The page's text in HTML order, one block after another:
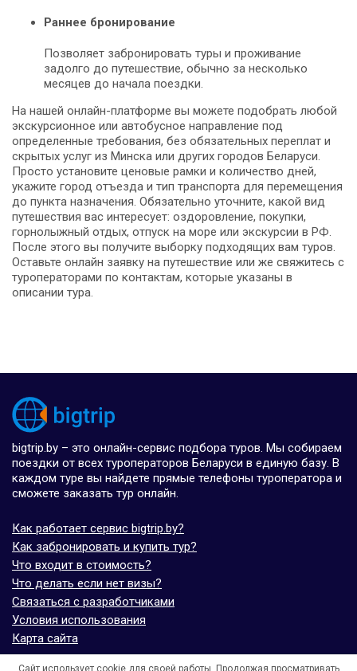
Раннее бронирование
Позволяет забронировать туры и проживание
задолго до путешествие, обычно за несколько
месяцев до начала поездки.
На нашей онлайн-платформе вы можете подобрать любой
экскурсионное или автобусное направление под
определенные требования, без обязательных переплат и
скрытых услуг из Минска или других городов Беларуси.
Просто установите ценовые рамки и количество дней,
укажите город отъезда и тип транспорта для перемещения
до пункта назначения. Обязательно уточните, какой вид
путешествия вас интересует: оздоровление, покупки,
горнолыжный отдых, отпуск на море или экскурсии в РФ.
После этого вы получите выборку подходящих вам туров.
Оставьте онлайн заявку на путешествие или же свяжитесь с
туроператорами по контактам, которые указаны в
описании тура.
bigtrip.by – это онлайн-сервис подбора туров. Мы собираем
поездки от всех туроператоров Беларуси в единую базу. В
каждом туре вы найдете прямые телефоны туроператора и
сможете заказать тур онлайн.
Как работает сервис bigtrip.by?
Как забронировать и купить тур?
Что входит в стоимость?
Что делать если нет визы?
Связаться с разработчиками
Условия использования
Карта сайта
Сайт использует cookie для своей работы. Продолжая просматривать